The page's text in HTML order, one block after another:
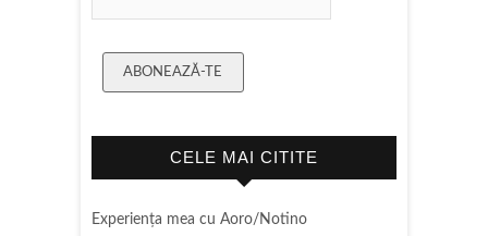
ABONEAZĂ-TE
CELE MAI CITITE
Experienţa mea cu Aoro/Notino